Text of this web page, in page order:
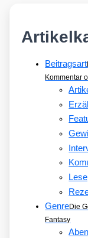
Beitragsart
Kommentar
GenreDie
Fantasy